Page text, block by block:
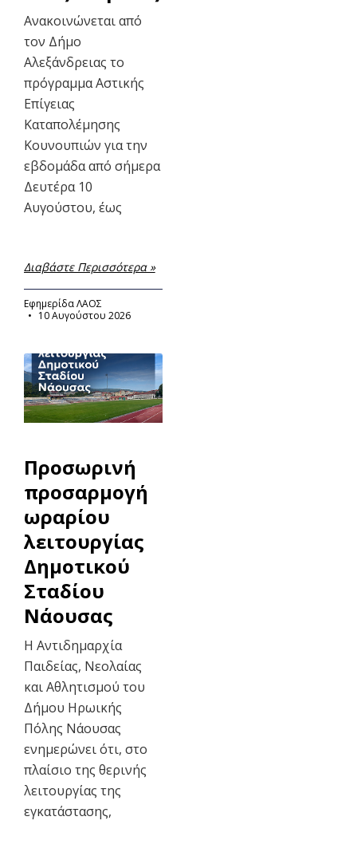
Ανακοινώνεται από
τον Δήμο
Αλεξάνδρειας το
πρόγραμμα Αστικής
Επίγειας
Καταπολέμησης
Κουνουπιών για την
εβδομάδα από σήμερα
Δευτέρα 10
Αυγούστου, έως
Διαβάστε Περισσότερα »
Εφημερίδα ΛΑΟΣ
10 Αυγούστου 2026
Προσωρινή
προσαρμογή
ωραρίου
λειτουργίας
Δημοτικού
Σταδίου
Νάουσας
Η Αντιδημαρχία
Παιδείας, Νεολαίας
και Αθλητισμού του
Δήμου Ηρωικής
Πόλης Νάουσας
ενημερώνει ότι, στο
πλαίσιο της θερινής
λειτουργίας της
εγκατάστασης,